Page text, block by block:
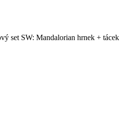
set SW: Mandalorian hrnek + tácek